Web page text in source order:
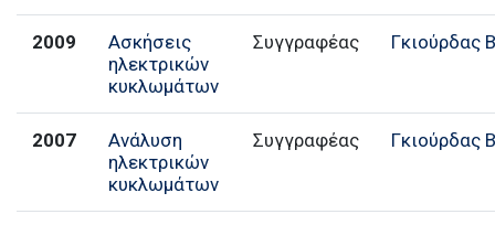
2009
Ασκήσεις
ηλεκτρικών
κυκλωμάτων
Συγγραφέας Γκιούρδας
2007
Ανάλυση
ηλεκτρικών
κυκλωμάτων
Συγγραφέας Γκιούρδας